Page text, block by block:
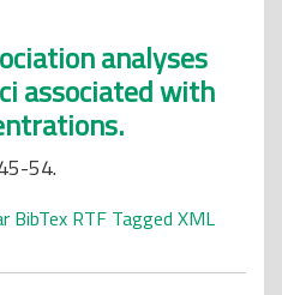
analyses
associated with
54.
BibTex RTF Tagged XML